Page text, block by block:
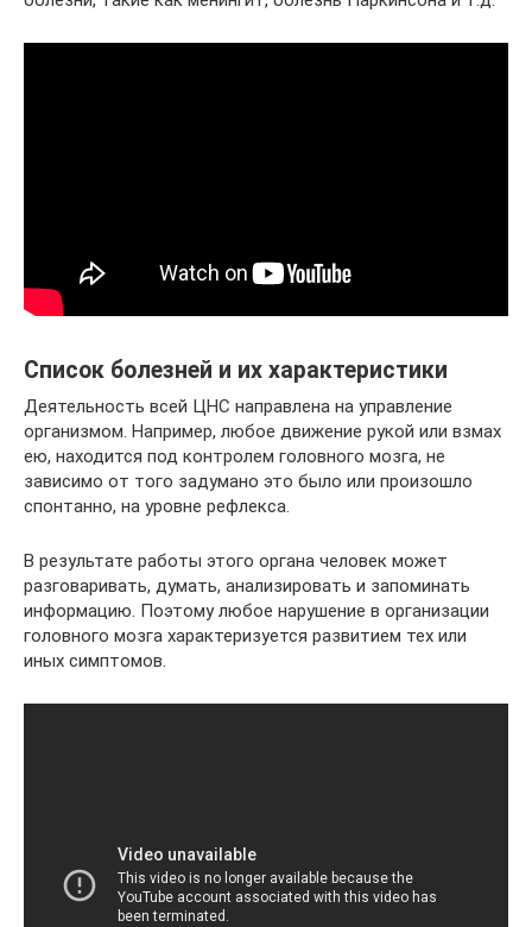
Список болезней и их характеристики
Деятельность всей ЦНС направлена на управление
организмом. Например, любое движение рукой или взмах
ею, находится под контролем головного мозга, не
зависимо от того задумано это было или произошло
спонтанно, на уровне рефлекса.
В результате работы этого органа человек может
разговаривать, думать, анализировать и запоминать
информацию. Поэтому любое нарушение в организации
головного мозга характеризуется развитием тех или
иных симптомов.